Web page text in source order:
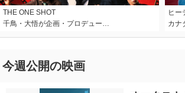
THE ONE SHOT
千鳥・大悟が企画・プロデュー…
ヒー
カナ
今週公開の映画